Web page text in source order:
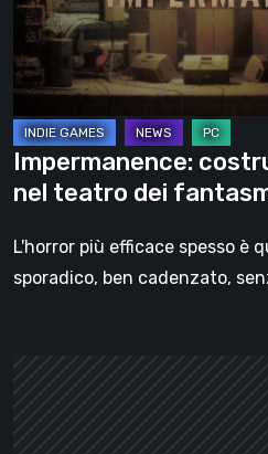
teatro
dei
fantasmi
Impermanence:
nel teatro dei
L'horror più efficace spesso è
sporadico, ben cadenzato,